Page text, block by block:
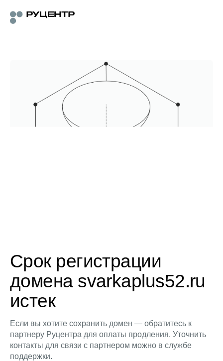
Срок регистрации
домена svarkaplus52.ru
истек
Если вы хотите сохранить домен — обратитесь к
партнеру Руцентра для оплаты продления. Уточнить
контакты для связи с партнером можно в службе
поддержки.